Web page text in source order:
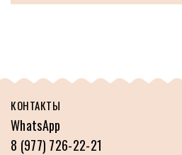
КОНТАКТЫ
WhatsApp
8 (977) 726-22-21